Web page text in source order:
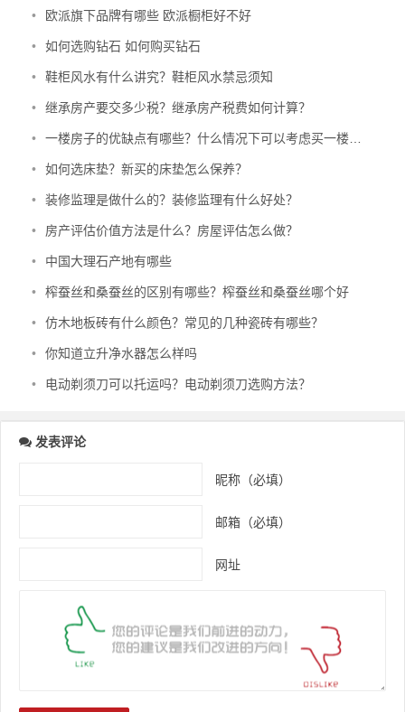
• 欧派旗下品牌有哪些 欧派橱柜好不好
• 如何选购钻石 如何购买钻石
• 鞋柜风水有什么讲究？鞋柜风水禁忌须知
• 继承房产要交多少税？继承房产税费如何计算？
• 一楼房子的优缺点有哪些？什么情况下可以考虑买一楼的房子？
• 如何选床垫？新买的床垫怎么保养？
• 装修监理是做什么的？装修监理有什么好处？
• 房产评估价值方法是什么？房屋评估怎么做？
• 中国大理石产地有哪些
• 榨蚕丝和桑蚕丝的区别有哪些？榨蚕丝和桑蚕丝哪个好
• 仿木地板砖有什么颜色？常见的几种瓷砖有哪些？
• 你知道立升净水器怎么样吗
• 电动剃须刀可以托运吗？电动剃须刀选购方法？
发表评论
昵称（必填）
邮箱（必填）
网址